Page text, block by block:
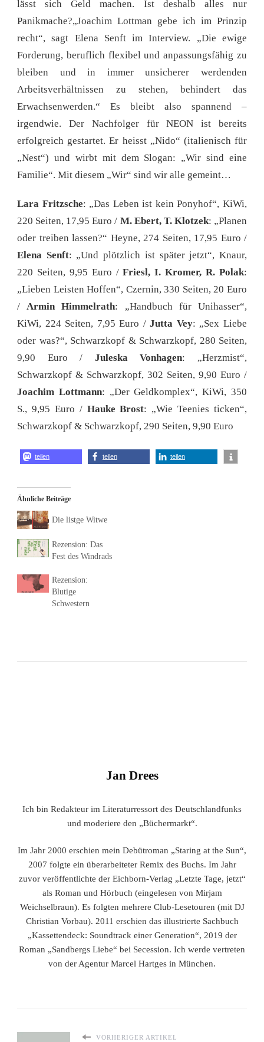
lässt sich Geld machen. Ist deshalb alles nur
Panikmache?„Joachim Lottman gebe ich im Prinzip
recht“, sagt Elena Senft im Interview. „Die ewige
Forderung, beruflich flexibel und anpassungsfähig zu
bleiben und in immer unsicherer werdenden
Arbeitsverhältnissen zu stehen, behindert das
Erwachsenwerden.“ Es bleibt also spannend –
irgendwie. Der Nachfolger für NEON ist bereits
erfolgreich gestartet. Er heisst „Nido“ (italienisch für
„Nest“) und wirbt mit dem Slogan: „Wir sind eine
Familie“. Mit diesem „Wir“ sind wir alle gemeint…
Lara Fritzsche: „Das Leben ist kein Ponyhof“, KiWi,
220 Seiten, 17,95 Euro / M. Ebert, T. Klotzek: „Planen
oder treiben lassen?“ Heyne, 274 Seiten, 17,95 Euro /
Elena Senft: „Und plötzlich ist später jetzt“, Knaur,
220 Seiten, 9,95 Euro /Friesl, I. Kromer, R. Polak:
„Lieben Leisten Hoffen“, Czernin, 330 Seiten, 20 Euro
/ Armin Himmelrath: „Handbuch für Unihasser“,
KiWi, 224 Seiten, 7,95 Euro /Jutta Vey: „Sex Liebe
oder was?“, Schwarzkopf & Schwarzkopf, 280 Seiten,
9,90 Euro / Juleska Vonhagen: „Herzmist“,
Schwarzkopf & Schwarzkopf, 302 Seiten, 9,90 Euro /
Joachim Lottmann: „Der Geldkomplex“, KiWi, 350
S., 9,95 Euro / Hauke Brost: „Wie Teenies ticken“,
Schwarzkopf & Schwarzkopf, 290 Seiten, 9,90 Euro
teilen teilen teilen
Ähnliche Beiträge
Die listge Witwe
Rezension: Das
Fest des Windrads
Rezension:
Blutige
Schwestern
Jan Drees
Ich bin Redakteur im Literaturressort des Deutschlandfunks
und moderiere den „Büchermarkt“.
Im Jahr 2000 erschien mein Debütroman „Staring at the Sun“,
2007 folgte ein überarbeiteter Remix des Buchs. Im Jahr
zuvor veröffentlichte der Eichborn-Verlag „Letzte Tage, jetzt“
als Roman und Hörbuch (eingelesen von Mirjam
Weichselbraun). Es folgten mehrere Club-Lesetouren (mit DJ
Christian Vorbau). 2011 erschien das illustrierte Sachbuch
„Kassettendeck: Soundtrack einer Generation“, 2019 der
Roman „Sandbergs Liebe“ bei Secession. Ich werde vertreten
von der Agentur Marcel Hartges in München.
VORHERIGER ARTIKEL